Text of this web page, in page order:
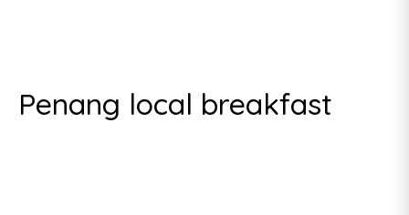
Penang local breakfast